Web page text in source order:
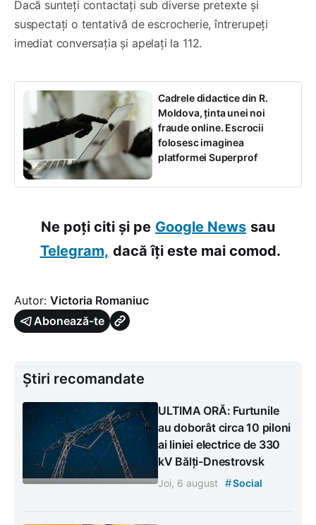
Dacă sunteți contactați sub diverse pretexte și
suspectați o tentativă de escrocherie, întrerupeți
imediat conversația și apelați la 112.
Cadrele didactice din R.
Moldova, ținta unei noi
fraude online. Escrocii
folosesc imaginea
platformei Superprof
Ne poți citi și pe Google News sau
Telegram, dacă îți este mai comod.
Autor: Victoria Romaniuc
Abonează-te
Știri recomandate
ULTIMA ORĂ: Furtunile
au doborât circa 10 piloni
ai liniei electrice de 330
kV Bălți-Dnestrovsk
Joi, 6 august #Social